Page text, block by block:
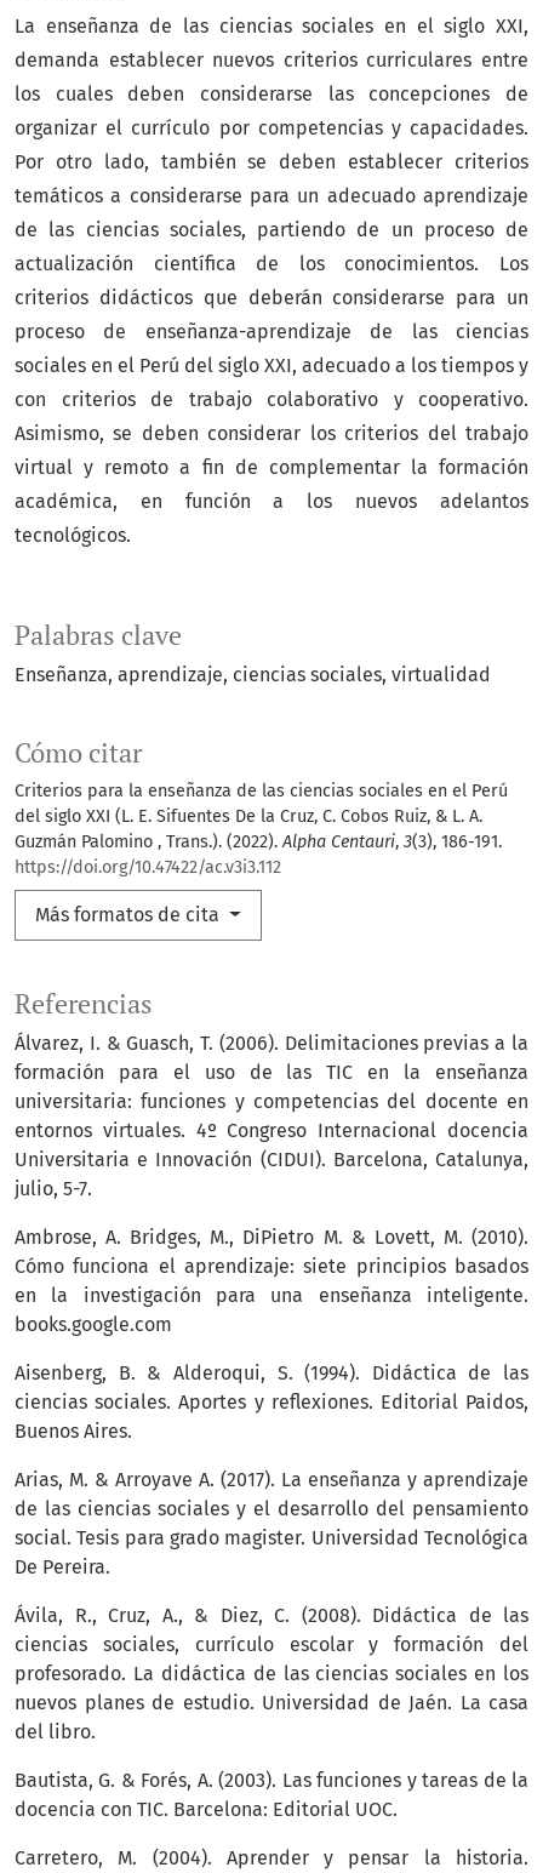
Palabras clave
Enseñanza aprendizaje ciencias sociales virtualidad
Cómo citar
Criterios para la enseñanza de las ciencias sociales en el Perú
del siglo XXI (L. E. Sifuentes De la Cruz, C. Cobos Ruiz, & L. A.
Guzmán Palomino , Trans.). (2022).Alpha Centauri, 3(3), 186-191.
https://doi.org/10.47422/ac.v3i3.112
Más formatos de cita
La enseñanza de las ciencias sociales en el siglo XXI,
demanda establecer nuevos criterios curriculares entre
los cuales deben considerarse las concepciones de
organizar el currículo por competencias y capacidades.
Por otro lado, también se deben establecer criterios
temáticos a considerarse para un adecuado aprendizaje
de las ciencias sociales, partiendo de un proceso de
actualización científica de los conocimientos. Los
criterios didácticos que deberán considerarse para un
proceso de enseñanza-aprendizaje de las ciencias
sociales en el Perú del siglo XXI, adecuado a los tiempos y
con criterios de trabajo colaborativo y cooperativo.
Asimismo, se deben considerar los criterios del trabajo
virtual y remoto a fin de complementar la formación
académica, en función a los nuevos adelantos
tecnológicos.
Referencias
Álvarez, I. & Guasch, T. (2006). Delimitaciones previas a la
formación para el uso de las TIC en la enseñanza
universitaria: funciones y competencias del docente en
entornos virtuales. 4º Congreso Internacional docencia
Universitaria e Innovación (CIDUI). Barcelona, Catalunya,
julio, 5-7.
Ambrose, A. Bridges, M., DiPietro M. & Lovett, M. (2010).
Cómo funciona el aprendizaje: siete principios basados
en la investigación para una enseñanza inteligente.
books.google.com
Aisenberg, B. & Alderoqui, S. (1994). Didáctica de las
ciencias sociales. Aportes y reflexiones. Editorial Paidos,
Buenos Aires.
Arias, M. & Arroyave A. (2017). La enseñanza y aprendizaje
de las ciencias sociales y el desarrollo del pensamiento
social. Tesis para grado magister. Universidad Tecnológica
De Pereira.
Ávila, R., Cruz, A., & Diez, C. (2008). Didáctica de las
ciencias sociales, currículo escolar y formación del
profesorado. La didáctica de las ciencias sociales en los
nuevos planes de estudio. Universidad de Jaén. La casa
del libro.
Bautista, G. & Forés, A. (2003). Las funciones y tareas de la
docencia con TIC. Barcelona: Editorial UOC.
Carretero, M. (2004). Aprender y pensar la historia.